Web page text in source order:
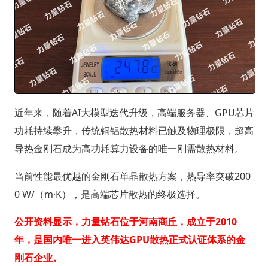
近年来，随着AI大模型迭代升级，高端服务器、GPU芯片
功耗持续攀升，传统铜铝散热材料已触及物理极限，超高
导热金刚石成为高功耗算力设备的唯一刚需散热材料。
当前性能最优越的金刚石单晶散热方案，热导率突破200
0 W/（m·K），是高端芯片散热的终极选择。
公开资料显示，力量钻石位于河南商丘，成立于2010
年，是国内唯一进入英伟达GPU散热正式认证体系的金
刚石企业。